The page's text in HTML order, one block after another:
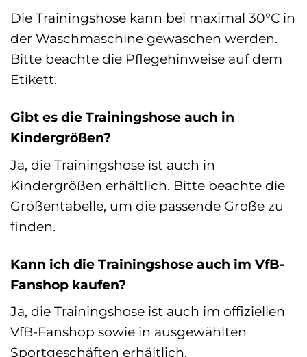
Die Trainingshose kann bei maximal 30°C in
der Waschmaschine gewaschen werden.
Bitte beachte die Pflegehinweise auf dem
Etikett.
Gibt es die Trainingshose auch in
Kindergrößen?
Ja, die Trainingshose ist auch in
Kindergrößen erhältlich. Bitte beachte die
Größentabelle, um die passende Größe zu
finden.
Kann ich die Trainingshose auch im VfB-
Fanshop kaufen?
Ja, die Trainingshose ist auch im offiziellen
VfB-Fanshop sowie in ausgewählten
Sportgeschäften erhältlich.